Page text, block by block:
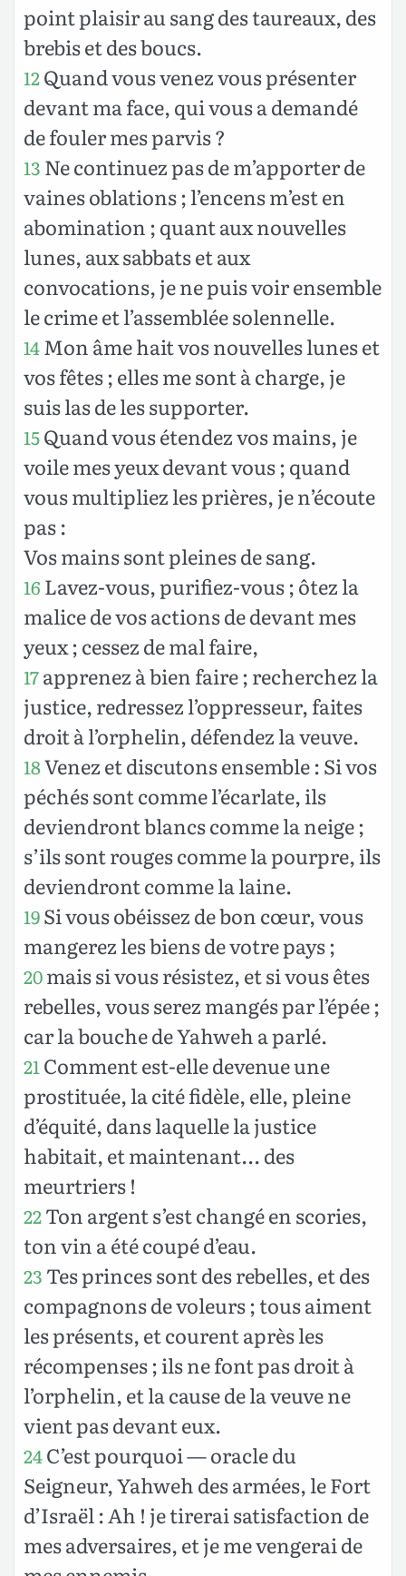
point plaisir au sang des taureaux, des
brebis et des boucs.
12Quand vous venez vous présenter
devant ma face, qui vous a demandé
de fouler mes parvis ?
13 Ne continuez pas de m’apporter de
vaines oblations ; l’encens m’est en
abomination ; quant aux nouvelles
lunes, aux sabbats et aux
convocations, je ne puis voir ensemble
le crime et l’assemblée solennelle.
14Mon âme hait vos nouvelles lunes et
vos fêtes ; elles me sont à charge, je
suis las de les supporter.
15Quand vous étendez vos mains, je
voile mes yeux devant vous ; quand
vous multipliez les prières, je n’écoute
pas :
Vos mains sont pleines de sang.
16 Lavez-vous, purifiez-vous ; ôtez la
malice de vos actions de devant mes
yeux ; cessez de mal faire,
17apprenez à bien faire ; recherchez la
justice, redressez l’oppresseur, faites
droit à l’orphelin, défendez la veuve.
18Venez et discutons ensemble : Si vos
péchés sont comme l’écarlate, ils
deviendront blancs comme la neige ;
s’ils sont rouges comme la pourpre, ils
deviendront comme la laine.
19Si vous obéissez de bon cœur, vous
mangerez les biens de votre pays ;
20mais si vous résistez, et si vous êtes
rebelles, vous serez mangés par l’épée ;
car la bouche de Yahweh a parlé.
21Comment est-elle devenue une
prostituée, la cité fidèle, elle, pleine
d’équité, dans laquelle la justice
habitait, et maintenant... des
meurtriers !
22Ton argent s’est changé en scories,
ton vin a été coupé d’eau.
23 Tes princes sont des rebelles, et des
compagnons de voleurs ; tous aiment
les présents, et courent après les
récompenses ; ils ne font pas droit à
l’orphelin, et la cause de la veuve ne
vient pas devant eux.
24C’est pourquoi — oracle du
Seigneur, Yahweh des armées, le Fort
d’Israël : Ah ! je tirerai satisfaction de
mes adversaires, et je me vengerai de